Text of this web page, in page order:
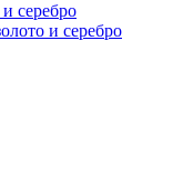
серебро
и серебро